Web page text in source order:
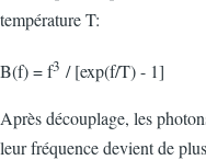
température T:
B(f) = f3 / [exp(f/T) - 1]
Après découplage, les
leur fréquence devient de